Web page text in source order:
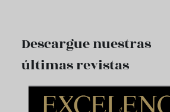
Descargue nuestras
últimas revistas